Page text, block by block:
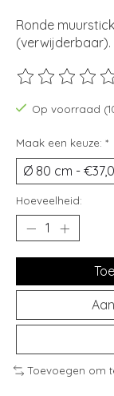
Ronde
(verwijderbaar).
De beoordeling
Op voorraad
Maak een keuze: *
Hoeveelheid:
Toevoegen om